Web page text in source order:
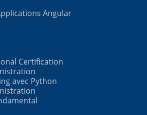
Angular
Certification
avec Python